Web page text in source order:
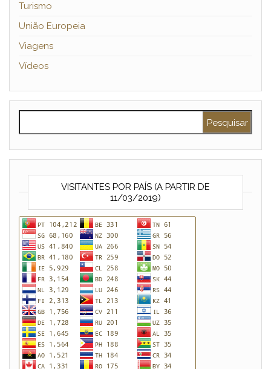
Turismo
União Europeia
Viagens
Vídeos
VISITANTES POR PAÍS (A PARTIR DE
11/03/2019)